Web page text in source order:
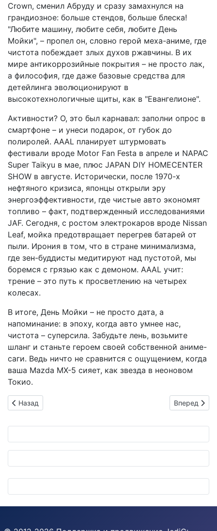
Crown, сменил Абруду и сразу замахнулся на
грандиозное: больше стендов, больше блеска!
"Любите машину, любите себя, любите День
Мойки", – пропел он, словно герой меха-аниме, где
чистота побеждает злых духов ржавчины. В их
мире антикоррозийные покрытия – не просто лак,
а философия, где даже базовые средства для
детейлинга эволюционируют в
высокотехнологичные щиты, как в "Евангелионе".
Активности? О, это был карнавал: заполни опрос в
смартфоне – и унеси подарок, от губок до
полиролей. AAAL планирует штурмовать
фестивали вроде Motor Fan Festa в апреле и NAPAC
Super Taikyu в мае, плюс JAPAN DIY HOMECENTER
SHOW в августе. Исторически, после 1970-х
нефтяного кризиса, японцы открыли эру
энергоэффективности, где чистые авто экономят
топливо – факт, подтвержденный исследованиями
JAF. Сегодня, с ростом электрокаров вроде Nissan
Leaf, мойка предотвращает перегрев батарей от
пыли. Ирония в том, что в стране минимализма,
где зен-буддисты медитируют над пустотой, мы
боремся с грязью как с демоном. AAAL учит:
трение – это путь к просветлению на четырех
колесах.
В итоге, День Мойки – не просто дата, а
напоминание: в эпоху, когда авто умнее нас,
чистота – суперсила. Забудьте лень, возьмите
шланг и станьте героем своей собственной аниме-
саги. Ведь ничто не сравнится с ощущением, когда
ваша Mazda MX-5 сияет, как звезда в неоновом
Токио.
Предыдущий: Черная пятница для вашего железного
Назад Следующий:
Вперед